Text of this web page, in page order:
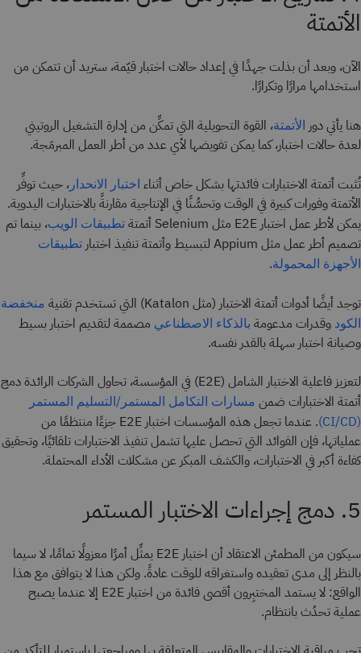
الأتمتة
الآن، وبعد أن بذلت جهدًا في إعداد حالات اختبار قيّمة، ستريد أن تتمكن من
استخدامها مرارًا وتكرارًا.
هنا يأتي دور الأتمتة، القوة التحويلية التي تمكِّن من إدارة التشغيل الروتيني
لعدة حالات اختبار، كما يمكن تفويضها لأي عدد من أطر العمل المبرمَجة.
تُثبت أتمتة الاختبارات فائدتها بشكل خاص أثناء اختبار الانحدار ، حيث توفِّر
الأتمتة وفورات كبيرة في الوقت وتحسُّنًا في الإنتاجية مقارنةً بالاختبارات اليدوية.
يمكن لأطر عمل اختبار E2E مثل Selenium أتمتة
تطبيقات الويب، بينما تم
تصميم أطر عمل مثل Appium لتبسيط وأتمتة تنفيذ اختبار
تطبيقات
الأجهزة المحمولة.
توجد أيضًا أدوات أتمتة الاختبار (مثل Katalon) التي تستخدم تقنية
منخفضة
الكود وقدرات مدعومة بالذكاء الاصطناعي مصممة لتقديم اختبار بسيط
وصيانة اختبار سهلة بالقدر نفسه.
لتعزيز فاعلية الاختبار الشامل (E2E) في المؤسسة، تحاول الشركات الرائدة دمج
أتمتة الاختبارات ضمن مسارات التكامل المستمر/التسليم المستمر
(CI/CD)
. عندما تجعل هذه المؤسسات اختبار E2E جزءًا منتظمًا من
عملياتها، فإن الفوائد التي تحصل عليها تشمل تنفيذ الاختبارات تلقائيًا، وتحقيق
كفاءة أكبر في الاختبارات، والكشف المبكر عن مشكلات الأداء المحتملة.
5. دمج إجراءات الاختبار المستمر
سيكون من المطمئن الاعتقاد أن اختبار E2E يمثِّل أمرًا معزولًا تمامًا، لا سيما
بالنظر إلى مدى تعقيده واستغراقه للوقت عادةً. ولكن هذا لا يتوافق مع هذا
الواقع: لا يستمد المختبِرون أقصى فائدة من اختبار E2E إلا عندما يصبح
عملية تحدُث بانتظام.